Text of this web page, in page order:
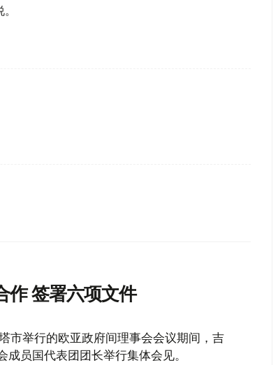
作 签署六项文件
市举行的欧亚政府间理事会会议期间，吉
员国代表团团长举行集体会见。